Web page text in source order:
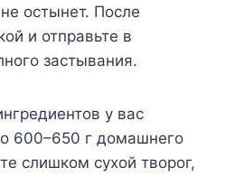
остынет. После
и отправьте в
застывания.
у вас
600–650 г домашнего
слишком сухой творог,